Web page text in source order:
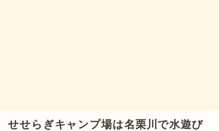
せせらぎキャンプ場は名栗川で水遊び